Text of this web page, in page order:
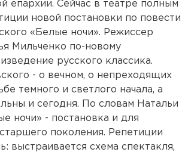
епархии. Сейчас в театре полным
новой постановки по повести
«Белые ночи». Режиссер
Мильченко по-новому
русского классика.
- о вечном, о непреходящих
темного и светлого начала, а
и сегодня. По словам Натальи
ночи» - постановка и для
поколения. Репетиции
выстраивается схема спектакля,